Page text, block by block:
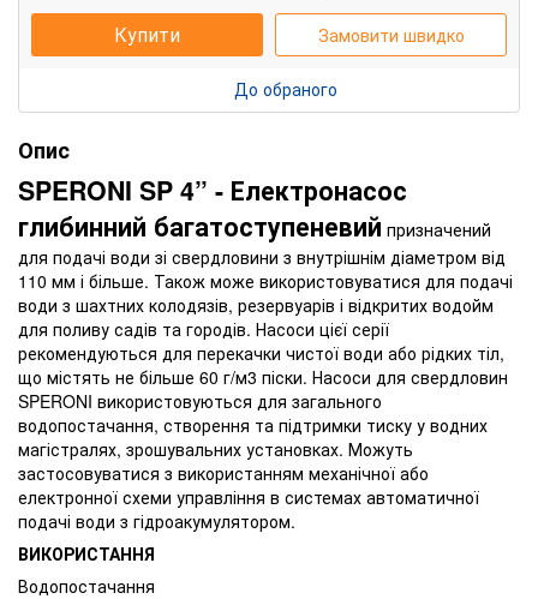
Купити Замовити швидко
До обраного
Опис
SPERONI SP 4” - Електронасос
глибинний багатоступеневий призначений
для подачі води зі свердловини з внутрішнім діаметром від
110 мм і більше. Також може використовуватися для подачі
води з шахтних колодязів, резервуарів і відкритих водойм
для поливу садів та городів. Насоси цієї серії
рекомендуються для перекачки чистої води або рідких тіл,
що містять не більше 60 г/м3 піски. Насоси для свердловин
SPERONI використовуються для загального
водопостачання, створення та підтримки тиску у водних
магістралях, зрошувальних установках. Можуть
застосовуватися з використанням механічної або
електронної схеми управління в системах автоматичної
подачі води з гідроакумулятором.
ВИКОРИСТАННЯ
Водопостачання